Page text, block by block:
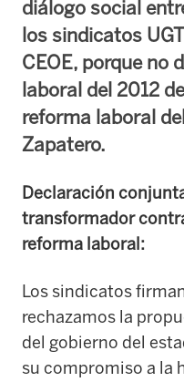
diálogo social
los sindicatos
CEOE, porque no
laboral del 2012
reforma laboral
Zapatero.
Declaración
transformador
reforma laboral:
Los sindicatos
rechazamos la
del gobierno del
su compromiso a la